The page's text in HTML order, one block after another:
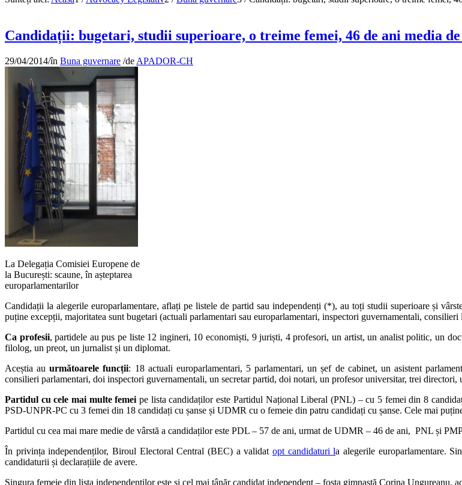
Candidații: bugetari, studii superioare, o treime femei, 46 de ani media
29/04/2014/în Buna guvernare /de APADOR-CH
La Delegația Comisiei Europene de
la București: scaune, în așteptarea
europarlamentarilor
Candidații la alegerile europarlamentare, aflați pe listele de partid sau independenți (*), au toți studii superioare și
puține excepții, majoritatea sunt bugetari (actuali parlamentari sau europarlamentari, inspectori guvernamentali,
Ca profesii, partidele au pus pe liste 12 ingineri, 10 economiști, 9 juriști, 4 profesori, un artist, un analist politic, un
filolog, un preot, un jurnalist și un diplomat.
Aceștia auurmătoarele funcții: 18 actuali europarlamentari, 5 parlamentari, un șef de cabinet, un asistent
consilieri parlamentari, doi inspectori guvernamentali, un secretar partid, doi notari, un profesor universitar, trei
Partidul cu cele mai multe femei pe lista candidaților este Partidul Național Liberal (PNL) – cu 5 femei din 8
PSD-UNPR-PC cu 3 femei din 18 candidați cu șanse și UDMR cu o femeie din patru candidați cu șanse. Cele mai
Partidul cu cea mai mare medie de vârstă a candidaților este PDL – 57 de ani, urmat de UDMR – 46 de ani, PNL și
În privința independenților, Biroul Electoral Central (BEC) a validat opt candidaturi la alegerile europarlamentare.
candidaturii și declarațiile de avere.
Singura femeie din lista independenților este și cel mai tânăr candidat independent – fosta gimnastă Corina